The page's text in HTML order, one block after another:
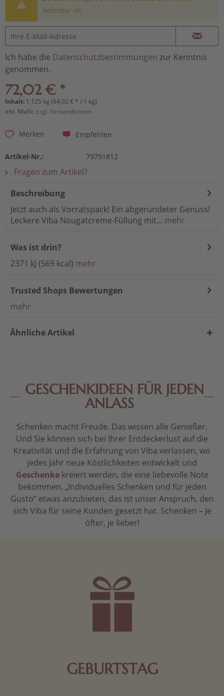
lieferbar ist.
Ich habe die Datenschutzbestimmungen zur Kenntnis
genommen.
72,02 € *
Inhalt: 1.125 kg (64,02 € * / 1 kg)
inkl. MwSt. zzgl. Versandkosten
Merken Empfehlen
Artikel-Nr.: 79791812
Fragen zum Artikel?
Beschreibung
Jetzt auch als Vorratspack! Ein abgerundeter Genuss!
Leckere Viba Nougatcreme-Füllung mit... mehr
Was ist drin?
2371 kJ (569 kcal) mehr
Trusted Shops Bewertungen
mehr
Ähnliche Artikel
GESCHENKIDEEN FÜR JEDEN
ANLASS
Schenken macht Freude. Das wissen alle Genießer.
Und Sie können sich bei Ihrer Entdeckerlust auf die
Kreativität und die Erfahrung von Viba verlassen, wo
jedes Jahr neue Köstlichkeiten entwickelt und
Geschenkekreiert werden, die eine liebevolle Note
bekommen. „Individuelles Schenken und für jeden
Gusto“ etwas anzubieten, das ist unser Anspruch, den
sich Viba für seine Kunden gesetzt hat. Schenken – Je
öfter, je lieber!
GEBURTSTAG